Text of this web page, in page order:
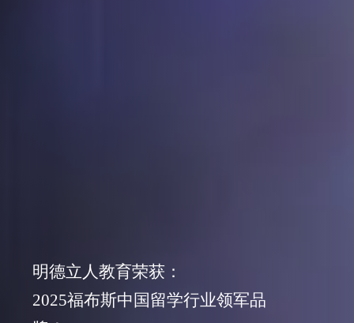
明德立人教育荣获：
2025福布斯中国留学行业领军品